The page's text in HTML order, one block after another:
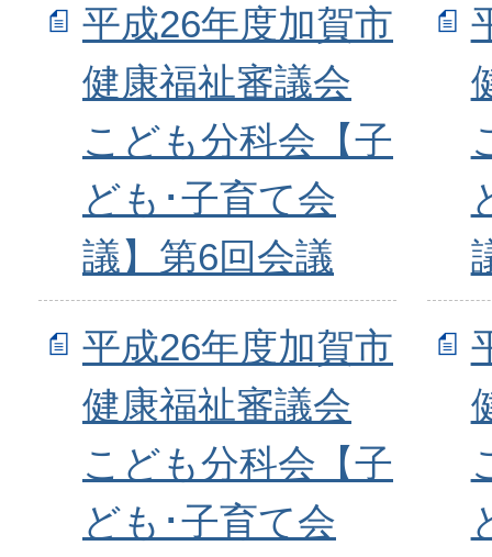
平成26年度加賀市
健康福祉審議会
こども分科会【子
ども･子育て会
議】第6回会議
平成26年度加賀市
健康福祉審議会
こども分科会【子
ども･子育て会